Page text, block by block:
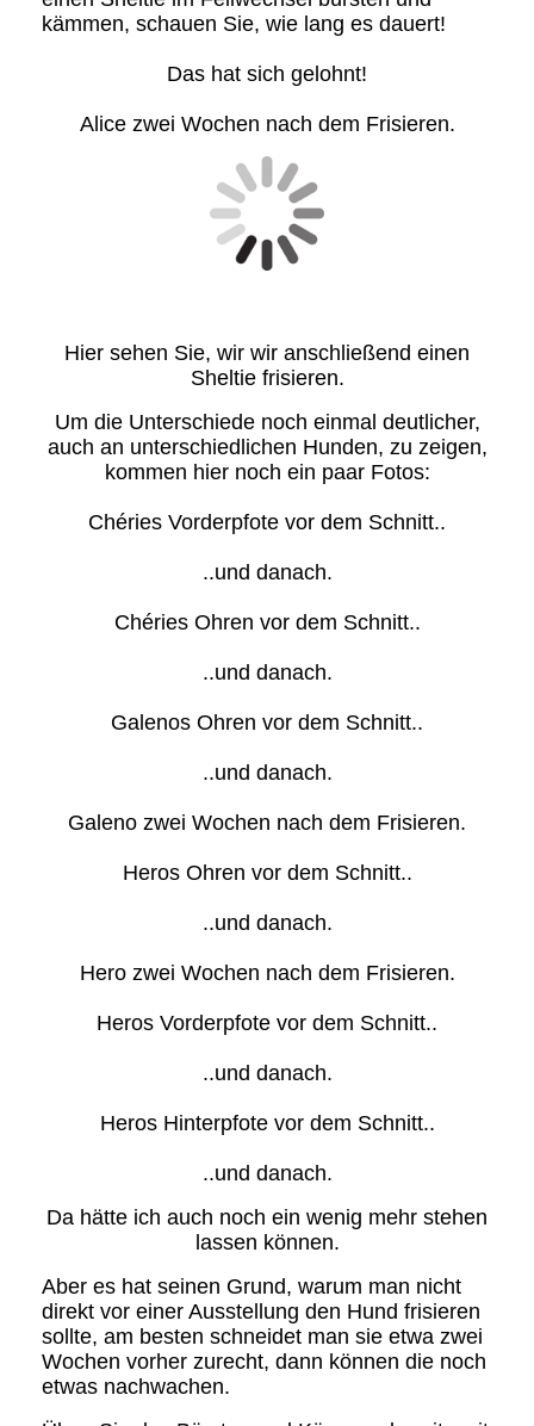
kämmen, schauen Sie, wie lang es dauert!
Das hat sich gelohnt!
Alice zwei Wochen nach dem Frisieren.
Hier sehen Sie, wir wir anschließend einen
Sheltie frisieren.
Um die Unterschiede noch einmal deutlicher,
auch an unterschiedlichen Hunden, zu zeigen,
kommen hier noch ein paar Fotos:
Chéries Vorderpfote vor dem Schnitt..
..und danach.
Chéries Ohren vor dem Schnitt..
..und danach.
Galenos Ohren vor dem Schnitt..
..und danach.
Galeno zwei Wochen nach dem Frisieren.
Heros Ohren vor dem Schnitt..
..und danach.
Hero zwei Wochen nach dem Frisieren.
Heros Vorderpfote vor dem Schnitt..
..und danach.
Heros Hinterpfote vor dem Schnitt..
..und danach.
Da hätte ich auch noch ein wenig mehr stehen
lassen können.
Aber es hat seinen Grund, warum man nicht
direkt vor einer Ausstellung den Hund frisieren
sollte, am besten schneidet man sie etwa zwei
Wochen vorher zurecht, dann können die noch
etwas nachwachen.